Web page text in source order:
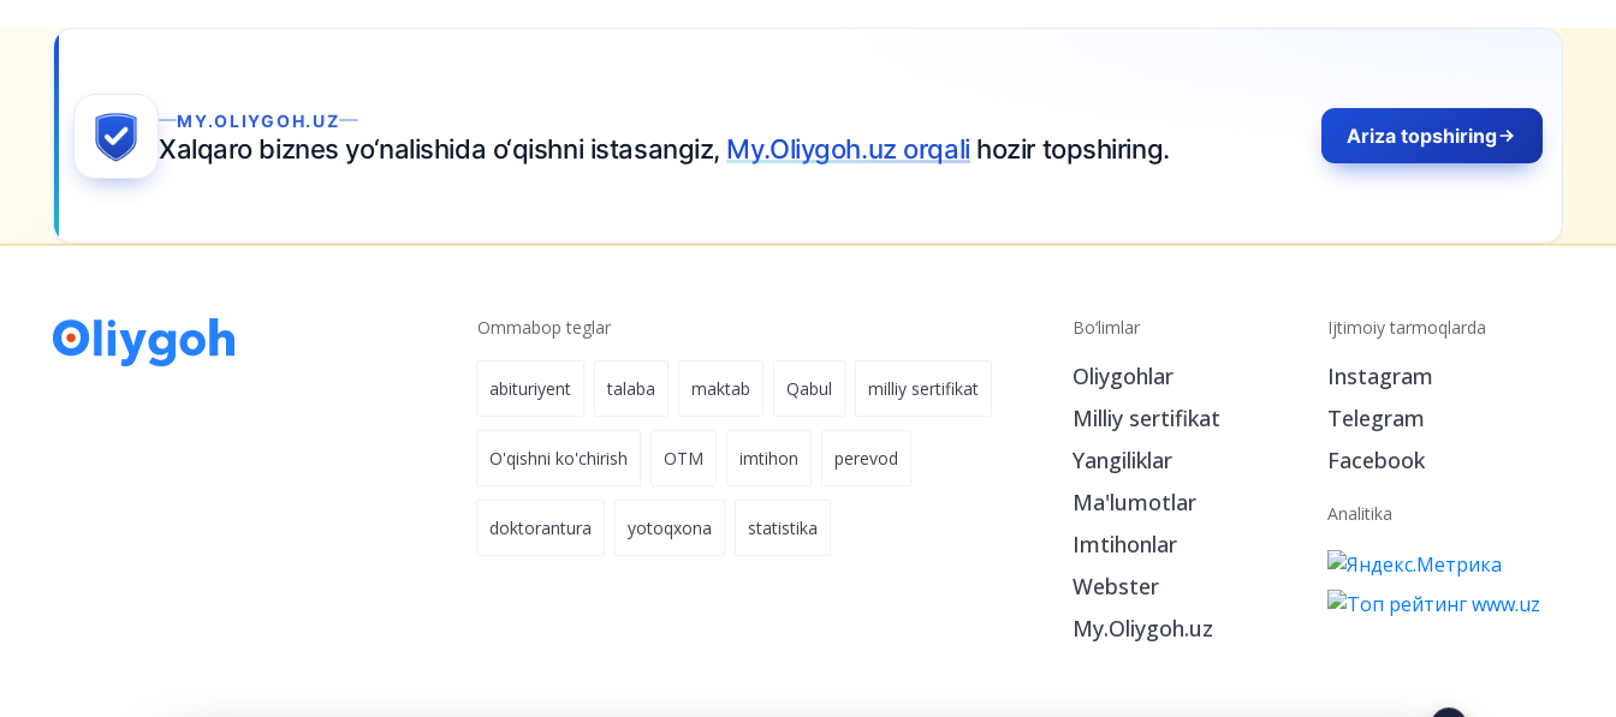
o‘qishni istasangiz,My.Oliygoh.uz orqalihozir topshiring. Ariza topshiring
Ommabop teglar
abituriyent talaba maktab Qabul milliy sertifikat
O'qishni ko'chirish OTM imtihon perevod
doktorantura yotoqxona statistika
Bo‘limlar
Oliygohlar
Milliy sertifikat
Yangiliklar
Ma'lumotlar
Imtihonlar
Webster
My.Oliygoh.uz
Ijtimoiy tarmoqlarda
Instagram
Telegram
Facebook
Analitika